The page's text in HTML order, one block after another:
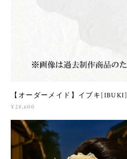
【オーダーメイド】イブキ[IBUKI]
¥28,600